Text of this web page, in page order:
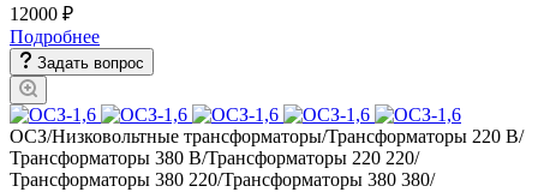
12000 ₽
Подробнее
Задать вопрос
ОСЗ/Низковольтные трансформаторы/Трансформаторы 220 В/
Трансформаторы 380 В/Трансформаторы 220 220/
Трансформаторы 380 220/Трансформаторы 380 380/